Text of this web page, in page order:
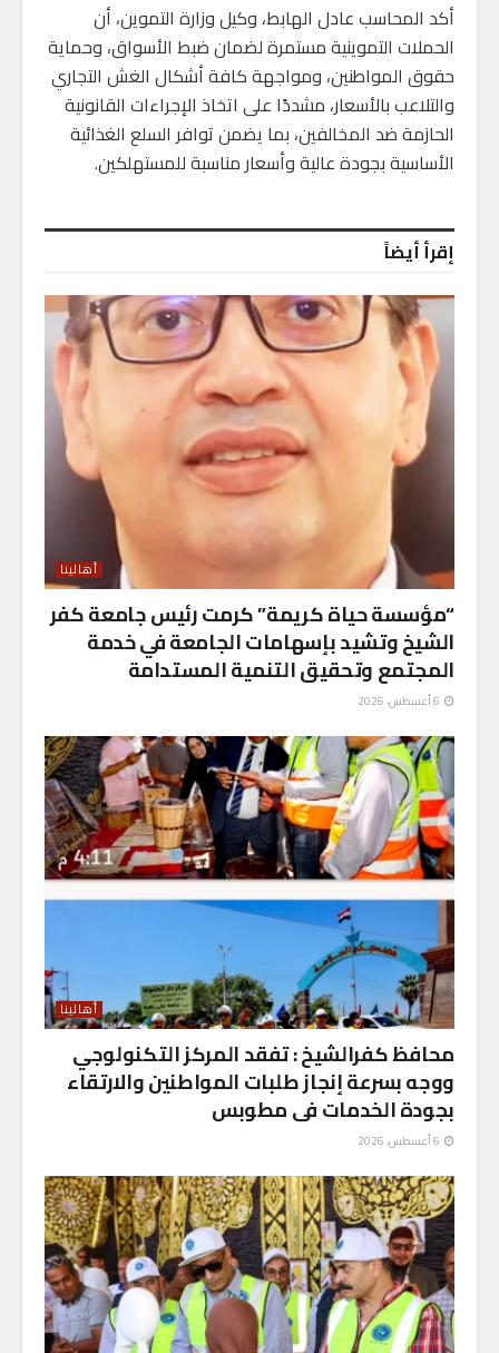
أكد المحاسب عادل الهابط، وكيل وزارة التموين، أن
الحملات التموينية مستمرة لضمان ضبط الأسواق، وحماية
حقوق المواطنين، ومواجهة كافة أشكال الغش التجاري
والتلاعب بالأسعار، مشددًا على اتخاذ الإجراءات القانونية
الحازمة ضد المخالفين، بما يضمن توافر السلع الغذائية
الأساسية بجودة عالية وأسعار مناسبة للمستهلكين.
إقرأ أيضاً
أهالينا
“مؤسسة حياة كريمة” كرمت رئيس جامعة كفر
الشيخ وتشيد بإسهامات الجامعة في خدمة
المجتمع وتحقيق التنمية المستدامة
أهالينا
محافظ كفرالشيخ : تفقد المركز التكنولوجي
ووجه بسرعة إنجاز طلبات المواطنين والارتقاء
بجودة الخدمات فى مطوبس